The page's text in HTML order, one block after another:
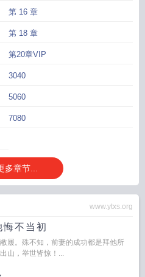
第 16 章
第 18 章
第20章VIP
3040
5060
7080
多章节...
www.ytxs.org
不当初
履。殊不知，前妻的成功都是拜他所
山，举世皆惊！...